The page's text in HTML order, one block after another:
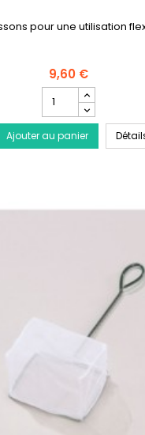
pour une utilisation
9,60 €
quantité
du
produit
Bac
Ajouter au panier